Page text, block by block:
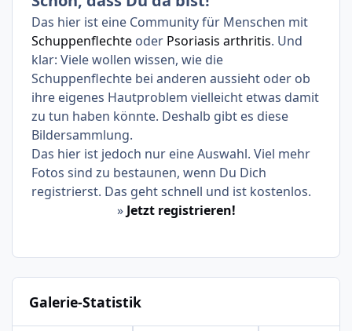
übertriebenen Therapieversuche, dann
meine gesamte Haut in Mitleidenschaft
gezogen war, hatte ich doch Mannequin
aus der Liste meiner Möglichkeiten
wieder gestrichen. Stattdessen hatte ich
den Bereich der Naturwissenschaften
noch auf Medizin, Pharmazie und
Toxikologie ausgeweitet. (Wenn bei mir
schon mit Schönheit kein Staat mehr zu
machen war, .... dann halt vermehrt mit
Wissen....
Deshalb halte ich die junge Frau Cara
Hochachtung!
(Jedoch auch ich hielt während meines
unverfroren Unterricht an einer
Das hier ist eine Community für Menschen mit
Schuppenflechte oder Psoriasis arthritis. Und
klar: Viele wollen wissen, wie die
Schuppenflechte bei anderen aussieht oder ob
ihre eigenes Hautproblem vielleicht etwas damit
zu tun haben könnte. Deshalb gibt es diese
Bildersammlung.
Das hier ist jedoch nur eine Auswahl. Viel mehr
Fotos sind zu bestaunen, wenn Du Dich
registrierst. Das geht schnell und ist kostenlos.
» Jetzt registrieren!
Galerie-Statistik